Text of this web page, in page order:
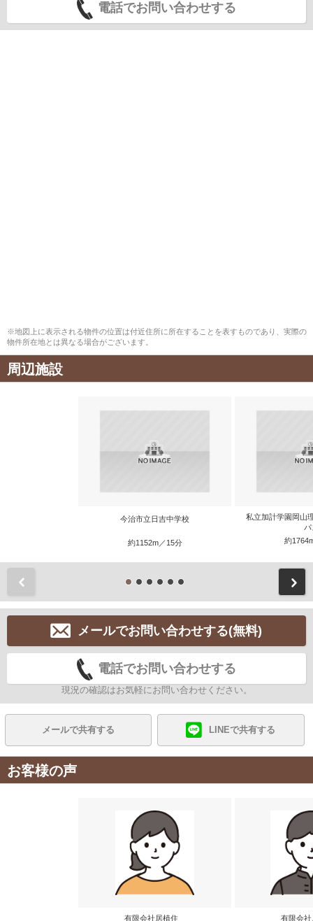
電話でお問い合わせする
※地図上に表示される物件の位置は付近住所に所在することを表すものであり、実際の
物件所在地とは異なる場合がございます。
周辺施設
今治市立日吉中学校
約1152m／15分
私立加計学園岡山
パ
約
メールでお問い合わせする(無料)
電話でお問い合わせする
現況の確認はお気軽にお問い合わせください。
メールで共有する LINEで共有する
お客様の声
有限会社居植住 有限会